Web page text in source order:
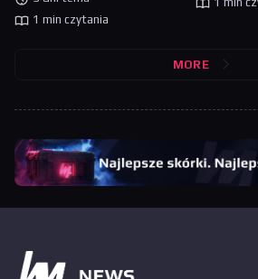
1 min czytania
MORE